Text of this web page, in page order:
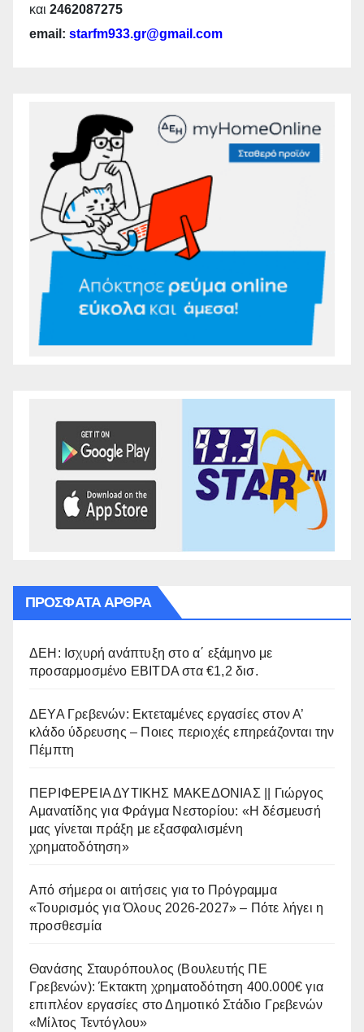
και 2462087275
email: starfm933.gr@gmail.com
ΠΡΌΣΦΑΤΑ ΆΡΘΡΑ
ΔΕΗ: Ισχυρή ανάπτυξη στο α΄ εξάμηνο με
προσαρμοσμένο EBITDA στα €1,2 δισ.
ΔΕΥΑ Γρεβενών: Εκτεταμένες εργασίες στον Α’
κλάδο ύδρευσης – Ποιες περιοχές επηρεάζονται την
Πέμπτη
ΠΕΡΙΦΕΡΕΙΑ ΔΥΤΙΚΗΣ ΜΑΚΕΔΟΝΙΑΣ || Γιώργος
Αμανατίδης για Φράγμα Νεστορίου: «Η δέσμευσή
μας γίνεται πράξη με εξασφαλισμένη
χρηματοδότηση»
Από σήμερα οι αιτήσεις για το Πρόγραμμα
«Τουρισμός για Όλους 2026-2027» – Πότε λήγει η
προσθεσμία
Θανάσης Σταυρόπουλος (Βουλευτής ΠΕ
Γρεβενών): Έκτακτη χρηματοδότηση 400.000€ για
επιπλέον εργασίες στο Δημοτικό Στάδιο Γρεβενών
«Μίλτος Τεντόγλου»